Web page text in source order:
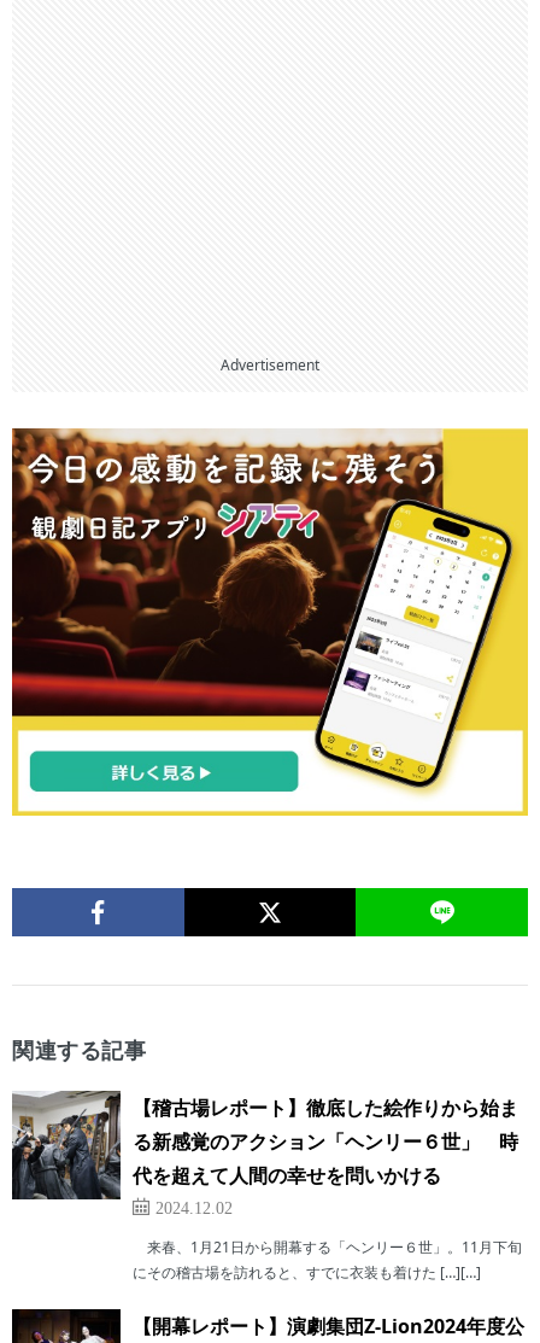
Advertisement
関連する記事
【稽古場レポート】徹底した絵作りから始ま
る新感覚のアクション「ヘンリー６世」 時
代を超えて人間の幸せを問いかける
2024.12.02
来春、1月21日から開幕する「ヘンリー６世」。11月下旬
にその稽古場を訪れると、すでに衣装も着けた […][…]
【開幕レポート】演劇集団Z-Lion2024年度公